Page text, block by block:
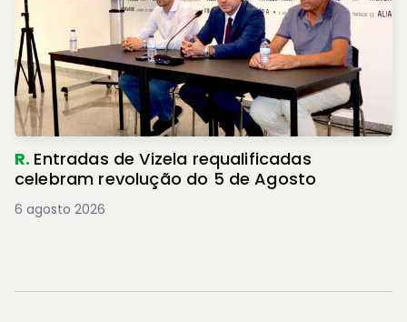
R. Entradas de Vizela requalificadas
celebram revolução do 5 de Agosto
6 agosto 2026